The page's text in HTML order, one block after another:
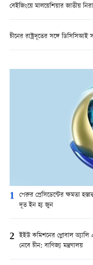
বেইজিংয়ে মালয়েশিয়ার জাতীয়
চীনের রাষ্ট্রদূতের সঙ্গে
1 পেরুর প্রেসিডেন্টের ক্ষমতা
দূত ইন হ্য জুন
2 ইইউ কমিশনের গ্লোবাল অ্যালি
নেবে চীন: বাণিজ্য মন্ত্রণালয়